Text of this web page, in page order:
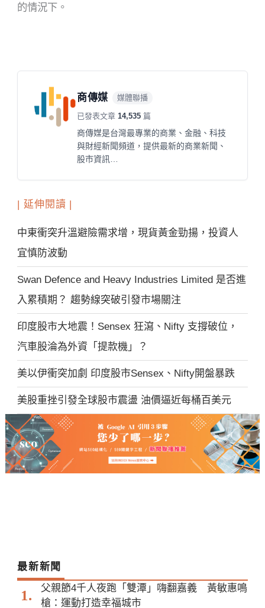
的情況下。
商傳媒 媒體聯播
已發表文章14,535 篇
商傳媒是台灣最專業的商業、金融、科技
與財經新聞頻道，提供最新的商業新聞、
股市資訊…
| 延伸閱讀 |
中東衝突升溫避險需求增，現貨黃金勁揚，投資人
宜慎防波動
Swan Defence and Heavy Industries Limited 是否進
入累積期？ 趨勢線突破引發市場關注
印度股市大地震！Sensex 狂瀉、Nifty 支撐破位，
汽車股淪為外資「提款機」？
美以伊衝突加劇 印度股市Sensex、Nifty開盤暴跌
美股重挫引發全球股市震盪 油價逼近每桶百美元
最新新聞
父親節4千人夜跑「雙潭」嗨翻嘉義 黃敏惠鳴
槍：運動打造幸福城市